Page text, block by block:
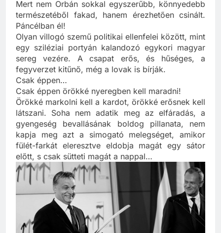
életformát elviselhetetlenül fárasztónak érzem.
Mert nem Orbán sokkal egyszerűbb, könnyedebb
természetéből fakad, hanem érezhetően csinált.
Páncélban él!
Olyan villogó szemű politikai ellenfelei között, mint
egy sziléziai portyán kalandozó egykori magyar
sereg vezére. A csapat erős, és hűséges, a
fegyverzet kitűnő, még a lovak is bírják.
Csak éppen…
Csak éppen örökké nyeregben kell maradni!
Örökké markolni kell a kardot, örökké erősnek kell
látszani. Soha nem adatik meg az elfáradás, a
gyengeség bevallásának boldog pillanata, nem
kapja meg azt a simogató melegséget, amikor
fülét-farkát eleresztve eldobja magát egy sátor
előtt, s csak sütteti magát a nappal…